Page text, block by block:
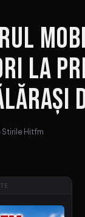
la
Hitfm